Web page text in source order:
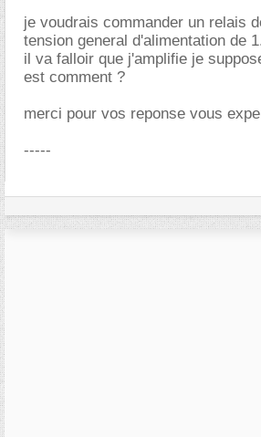
je voudrais commander un relais
tension general d'alimentation de
il va falloir que j'amplifie je
est comment ?
merci pour vos reponse vous
-----